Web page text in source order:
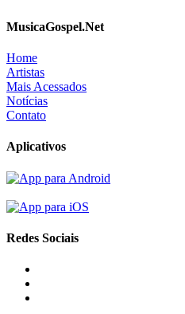
MusicaGospel.Net
Home
Artistas
Mais Acessados
Notícias
Contato
Aplicativos
Redes Sociais